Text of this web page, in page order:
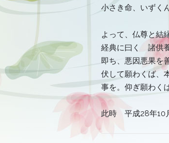
小さき命、いずく
よって、仏尊と結
経典に曰く 諸供
即ち、悪因悪果を
伏して願わくば、
事を。仰ぎ願わく
此時 平成28年10